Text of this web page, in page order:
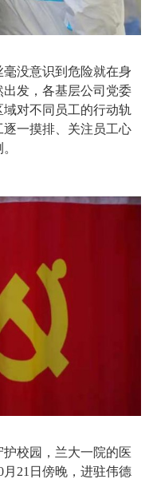
毫没意识到危险就在身
出发 ， 各基层公司党委
对不同员工的行动轨
逐一摸排、关注员工心
。
护校园 ， 兰大一院的医
月 21 日傍晚 ， 进驻伟德